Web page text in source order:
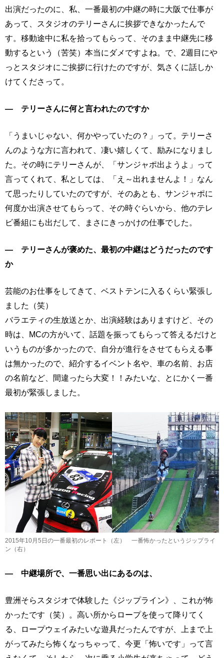
出演だったのに、私、一番最初の中継の時に大阪で仕事が
あって、スタジオのテリーさんに挨拶できなかったんで
す。移動途中に私を拾ってもらって、そのまま中継先に移
動するという（苦笑）本当にダメですよね。で、2週目にや
っとスタジオにご挨拶に行けたのですが、気さくに話しか
けてくださって。
― テリーさんに何と言われたのですか
「うまいじゃない、何かやっていたの？」って。テリーさ
んのような方に言われて、凄い嬉しくて、励みになりまし
た。その時にテリーさんが、「サンジャポ出ようよ」って
言ってくれて、私としては、「え～出れませんよ！」なん
て思ったりしていたのですが、そのあとも、サンジャポに
何度か出演させてもらって、その時ぐらいから、他のテレ
ビ番組にも出だして、まさにきっかけの仕事でした。
― テリーさんが褒めた、最初の中継はどうだったのです
か
芸能のお仕事をしてきて、ベストテンに入るくらい緊張し
ました（笑）
バラエティの生放送とか、出演経験はありますけど、その
時は、MCの方がいて、話題を振ってもらって答えるだけと
いうものが多かったので、自分が進行をさせてもらえる事
は無かったので、紹介するイベント名や、車の名前、お店
の名前など、間違ったら大変！！みたいな、とにかく一番
最初が緊張しました。
2015年10月5日の一番最初のレポート（左） 一番怖かったというジップライ
ン（右）
― 中継場所で、一番思い出にあるのは、
豊洲そらスタジオで体験した《ジップライン》、これが怖
かったです（笑）。高い所からロープを使って降りてく
る、ロープウェイみたいな遊具だったんですが、上まで上
がってみたら怖くなっちゃって、今更「怖いです」って言